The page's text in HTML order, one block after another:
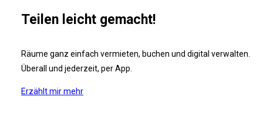
Teilen leicht gemacht!
Räume ganz einfach vermieten, buchen und digital verwalten.
Überall und jederzeit, per App.
Erzählt mir mehr